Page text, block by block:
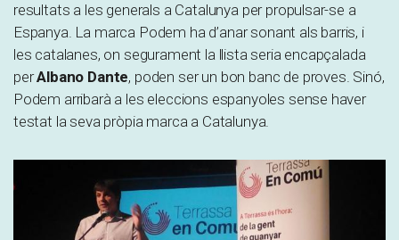
resultats a les generals a Catalunya per propulsar-se a
Espanya. La marca Podem ha d’anar sonant als barris, i
les catalanes, on segurament la llista seria encapçalada
perAlbano Dante, poden ser un bon banc de proves. Sinó,
Podem arribarà a les eleccions espanyoles sense haver
testat la seva pròpia marca a Catalunya.